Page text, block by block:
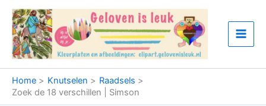
naar
inhoud
Home Knutselen
Raadsels
Zoek de 18 verschillen | Simson